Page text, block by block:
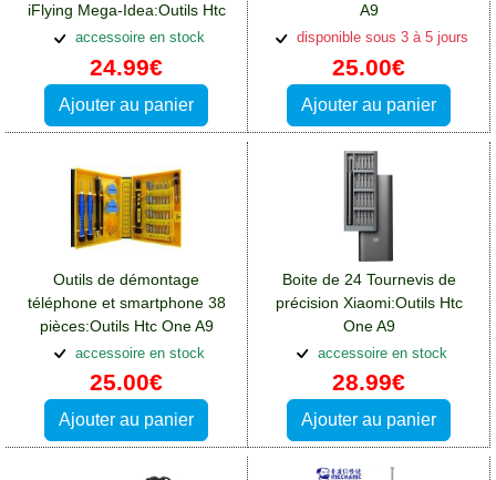
iFlying Mega-Idea:Outils Htc
One A9
accessoire en stock
24.99€
Ajouter au panier
A9
disponible sous 3 à 5 jours
25.00€
Ajouter au panier
Outils de démontage
téléphone et smartphone 38
pièces:Outils Htc One A9
accessoire en stock
25.00€
Ajouter au panier
Boite de 24 Tournevis de
précision Xiaomi:Outils Htc
One A9
accessoire en stock
28.99€
Ajouter au panier